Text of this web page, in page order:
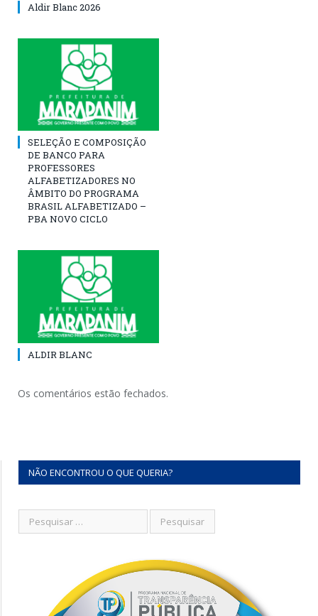
Aldir Blanc 2026
SELEÇÃO E COMPOSIÇÃO
DE BANCO PARA
PROFESSORES
ALFABETIZADORES NO
ÂMBITO DO PROGRAMA
BRASIL ALFABETIZADO –
PBA NOVO CICLO
ALDIR BLANC
Os comentários estão fechados.
NÃO ENCONTROU O QUE QUERIA?